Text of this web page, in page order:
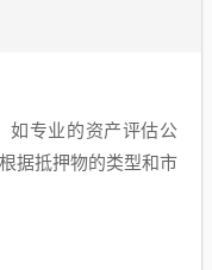
如专业的资产评估公
据抵押物的类型和市